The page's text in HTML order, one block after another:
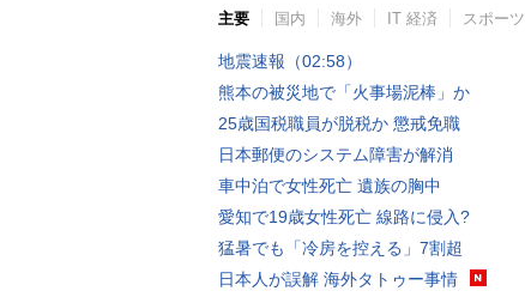
主要 国内 海外 IT 経済 スポーツ
地震速報（02:58）
熊本の被災地で「火事場泥棒」か
25歳国税職員が脱税か 懲戒免職
日本郵便のシステム障害が解消
車中泊で女性死亡 遺族の胸中
愛知で19歳女性死亡 線路に侵入?
猛暑でも「冷房を控える」7割超
日本人が誤解 海外タトゥー事情